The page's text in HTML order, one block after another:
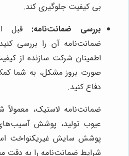
بی کیفیت جلوگیری کند.
بررسی ضمانت‌نامه: قبل
ضمانت‌نامه آن را بررسی
اطمینان شرکت سازنده از
صورت بروز مشکل، به شما
دفاع کنید.
ضمانت‌نامه لاستیک،
عیوب تولید، پوشش
پوشش سایش غیریکنواخت
شرایط ضمانت‌نامه را به دقت